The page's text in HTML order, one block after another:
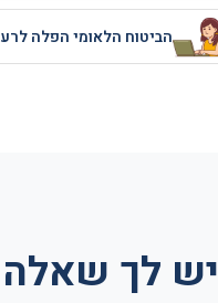
הביטוח הלאומי הפלה
יש לך